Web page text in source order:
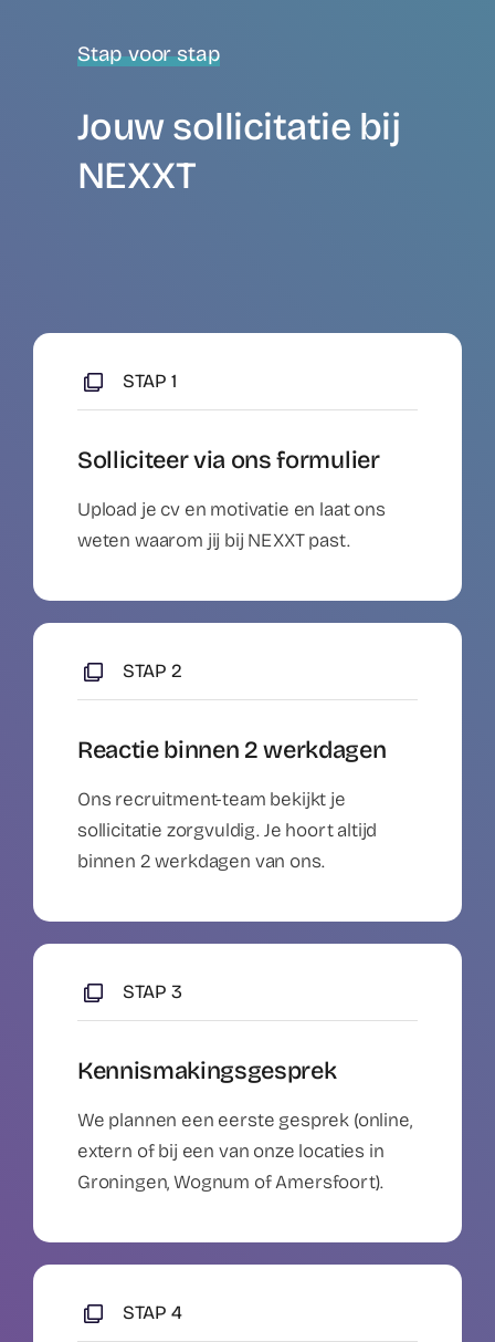
Stap voor stap
Jouw sollicitatie bij
NEXXT
STAP 1
Solliciteer via ons formulier
Upload je cv en motivatie en laat ons
weten waarom jij bij NEXXT past.
STAP 2
Reactie binnen 2 werkdagen
Ons recruitment-team bekijkt je
sollicitatie zorgvuldig. Je hoort altijd
binnen 2 werkdagen van ons.
STAP 3
Kennismakingsgesprek
We plannen een eerste gesprek (online,
extern of bij een van onze locaties in
Groningen, Wognum of Amersfoort).
STAP 4